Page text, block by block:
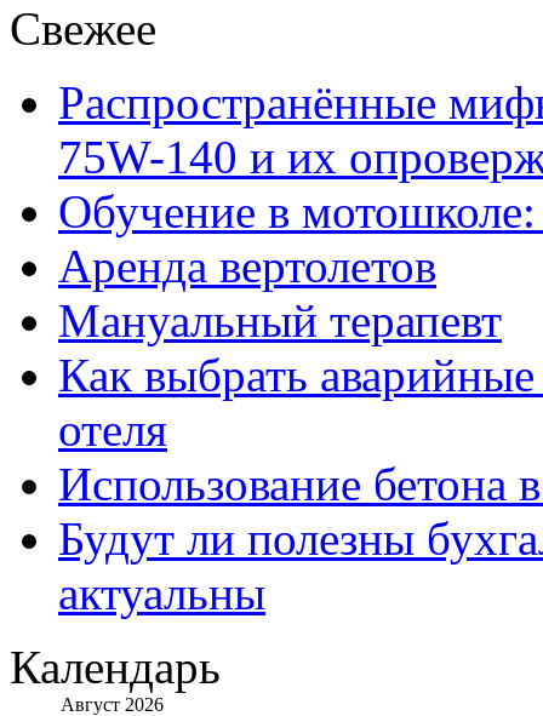
Свежее
Распространённые
75W-140 и их
Обучение в
Аренда вертолетов
Мануальный терапевт
Как выбрать
отеля
Использование бетона
Будут ли полезны
актуальны
Календарь
Август 2026